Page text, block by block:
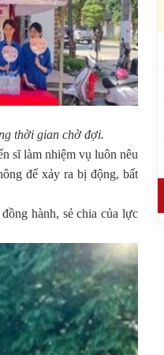
thời gian chờ đợi.
sĩ làm nhiệm vụ luôn nêu
để xảy ra bị động, bất
hành, sẻ chia của lực